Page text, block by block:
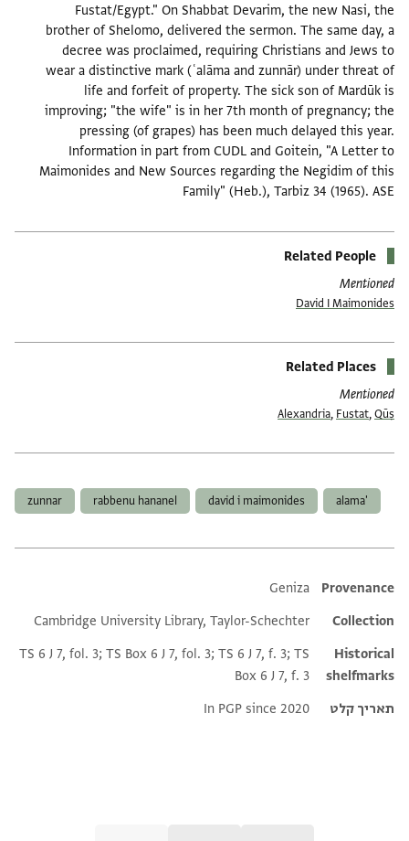
Fustat/Egypt." On Shabbat Devarim, the new Nasi, the
brother of Shelomo, delivered the sermon. The same day, a
decree was proclaimed, requiring Christians and Jews to
wear a distinctive mark (ʿalāma and zunnār) under threat of
life and forfeit of property. The sick son of Mardūk is
improving; "the wife" is in her 7th month of pregnancy; the
pressing (of grapes) has been much delayed this year.
Information in part from CUDL and Goitein, "A Letter to
Maimonides and New Sources regarding the Negidim of this
Family" (Heb.), Tarbiz 34 (1965). ASE
Related People
Mentioned
David I Maimonides
Related Places
Mentioned
Alexandria ,Fustat,Qūṣ
david i maimonides
rabbenu hananel
zunnar
Additional metadata
Provenance
Geniza
Collection
Cambridge University Library, Taylor-Schechter
Historical
shelfmarks
TS 6 J 7, fol. 3; TS Box 6 J 7, fol. 3; TS 6 J 7, f. 3; TS
Box 6 J 7, f. 3
תאריך קלט
In PGP since 2020